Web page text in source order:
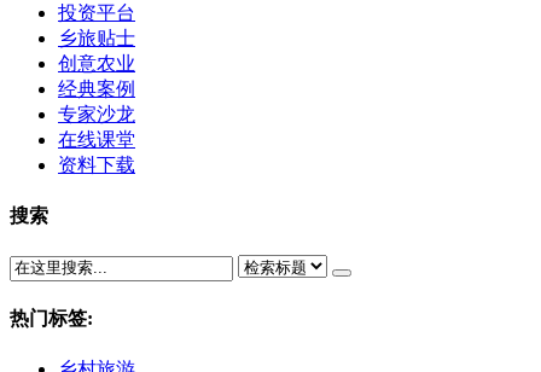
投资平台
乡旅贴士
创意农业
经典案例
专家沙龙
在线课堂
资料下载
搜索
热门标签: